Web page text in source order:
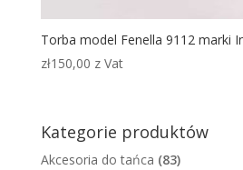
Torba model Fenella 9112 marki
zł150,00 z Vat
Kategorie produktów
Akcesoria do tańca (83)